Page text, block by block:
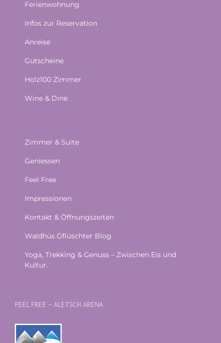
Ferienwohnung
Infos zur Reservation
Anreise
Gutscheine
Holz100 Zimmer
Wine & Dine
Zimmer & Suite
Geniessen
Feel Free
Impressionen
Kontakt & Öffnungszeiten
Waldhüs Gflüschter Blog
Yoga, Trekking & Genuss – Zwischen Eis und
Kultur.
FEEL FREE – ALETSCH ARENA